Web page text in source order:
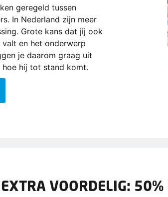
geregeld tussen
In Nederland zijn meer
Grote kans dat jij ook
valt en het onderwerp
je daarom graag uit
hij tot stand komt.
VOORDELIG: 50%